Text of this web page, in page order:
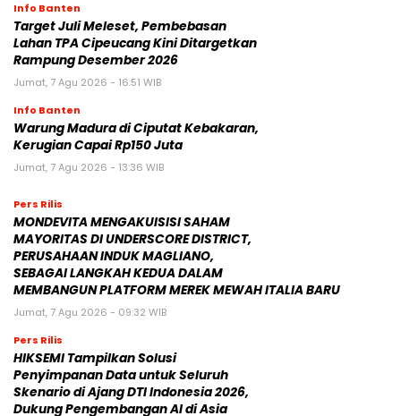
Info Banten
Target Juli Meleset, Pembebasan
Lahan TPA Cipeucang Kini Ditargetkan
Rampung Desember 2026
Jumat, 7 Agu 2026 - 16:51 WIB
Info Banten
Warung Madura di Ciputat Kebakaran,
Kerugian Capai Rp150 Juta
Jumat, 7 Agu 2026 - 13:36 WIB
Pers Rilis
MONDEVITA MENGAKUISISI SAHAM
MAYORITAS DI UNDERSCORE DISTRICT,
PERUSAHAAN INDUK MAGLIANO,
SEBAGAI LANGKAH KEDUA DALAM
MEMBANGUN PLATFORM MEREK MEWAH ITALIA BARU
Jumat, 7 Agu 2026 - 09:32 WIB
Pers Rilis
HIKSEMI Tampilkan Solusi
Penyimpanan Data untuk Seluruh
Skenario di Ajang DTI Indonesia 2026,
Dukung Pengembangan AI di Asia